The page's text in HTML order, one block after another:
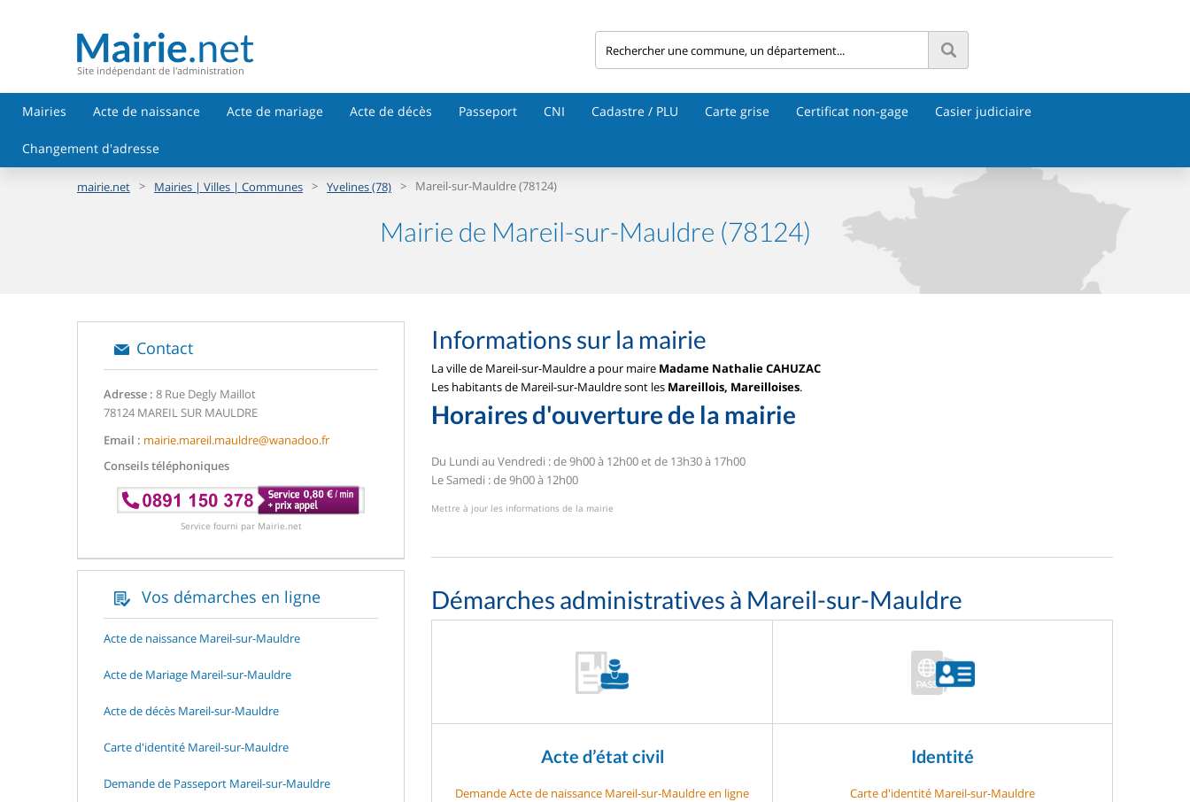
Site indépendant de l'administration
Mairies Acte de naissance Acte de mariage Acte de décès Passeport CNI Cadastre / PLU Carte grise Certificat non-gage Casier judiciaire
Changement d'adresse
mairie.net > Mairies | Villes | Communes > Yvelines (78) > Mareil-sur-Mauldre (78124)
Mairie de Mareil-sur-Mauldre (78124)
Contact
Adresse : 8 Rue Degly Maillot
78124 MAREIL SUR MAULDRE
Email : mairie.mareil.mauldre@wanadoo.fr
Conseils téléphoniques
Service fourni par Mairie.net
Vos démarches en ligne
Acte de naissance Mareil-sur-Mauldre
Acte de Mariage Mareil-sur-Mauldre
Acte de décès Mareil-sur-Mauldre
Carte d'identité Mareil-sur-Mauldre
Demande de Passeport Mareil-sur-Mauldre
Informations sur la mairie
La ville de Mareil-sur-Mauldre a pour maire Madame Nathalie CAHUZAC
Les habitants de Mareil-sur-Mauldre sont les Mareillois, Mareilloises.
Horaires d'ouverture de la mairie
Du Lundi au Vendredi : de 9h00 à 12h00 et de 13h30 à 17h00
Le Samedi : de 9h00 à 12h00
Mettre à jour les informations de la mairie
Démarches administratives à Mareil-sur-Mauldre
Acte d’état civil
Demande Acte de naissance Mareil-sur-Mauldre en ligne
Identité
Carte d'identité Mareil-sur-Mauldre